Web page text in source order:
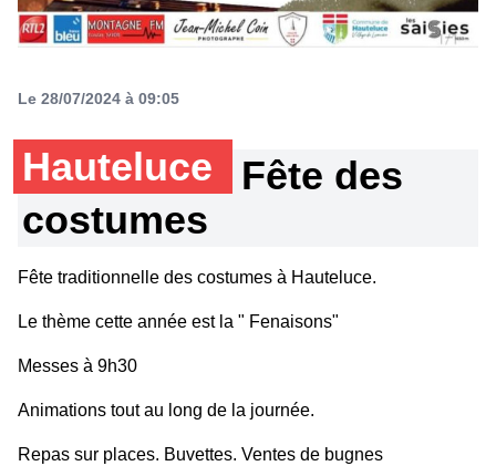
Le 28/07/2024 à 09:05
Hauteluce
Fête des
costumes
Fête traditionnelle des costumes à Hauteluce.
Le thème cette année est la " Fenaisons"
Messes à 9h30
Animations tout au long de la journée.
Repas sur places. Buvettes. Ventes de bugnes